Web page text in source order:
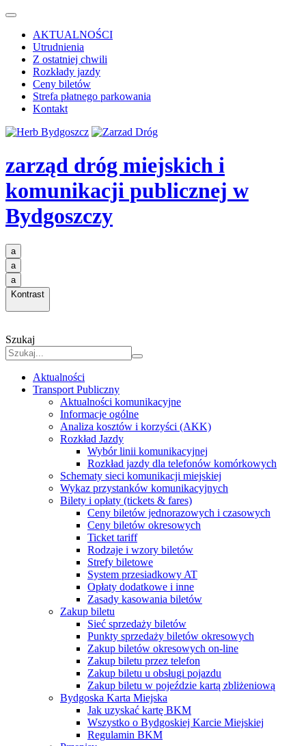
AKTUALNOŚCI
Utrudnienia
Z ostatniej chwili
Rozkłady jazdy
Ceny biletów
Strefa płatnego parkowania
Kontakt
zarząd dróg miejskich i
komunikacji publicznej w
Bydgoszczy
a
a
a
Kontrast
Szukaj
Aktualności
Transport Publiczny
Aktualności komunikacyjne
Informacje ogólne
Analiza kosztów i korzyści (AKK)
Rozkład Jazdy
Wybór linii komunikacyjnej
Rozkład jazdy dla telefonów komórkowych
Schematy sieci komunikacji miejskiej
Wykaz przystanków komunikacyjnych
Bilety i opłaty (tickets & fares)
Ceny biletów jednorazowych i czasowych
Ceny biletów okresowych
Ticket tariff
Rodzaje i wzory biletów
Strefy biletowe
System przesiadkowy AT
Opłaty dodatkowe i inne
Zasady kasowania biletów
Zakup biletu
Sieć sprzedaży biletów
Punkty sprzedaży biletów okresowych
Zakup biletów okresowych on-line
Zakup biletu przez telefon
Zakup biletu u obsługi pojazdu
Zakup biletu w pojeździe kartą zbliżeniową
Bydgoska Karta Miejska
Jak uzyskać kartę BKM
Wszystko o Bydgoskiej Karcie Miejskiej
Regulamin BKM